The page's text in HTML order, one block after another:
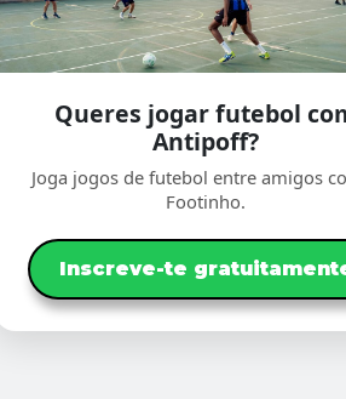
Queres jogar futebol
Antipoff?
Joga jogos de futebol entre amigos
Footinho.
Inscreve-te